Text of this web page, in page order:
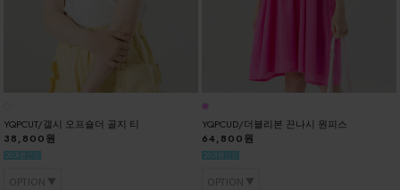
YQPCUT/갤시 오프숄더 골지 티
38,800원
OPTION
YQPCUD/더블리본 끈나시 원피스
64,800원
OPTION